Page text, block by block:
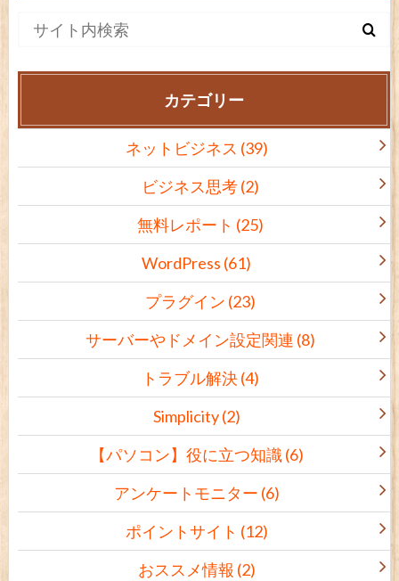
カテゴリー
ネットビジネス (39)
ビジネス思考(2)
無料レポート (25)
WordPress (61)
プラグイン (23)
サーバーやドメイン設定関連 (8)
トラブル解決(4)
Simplicity(2)
【パソコン】役に立つ知識(6)
アンケートモニター (6)
ポイントサイト (12)
おススメ情報 (2)